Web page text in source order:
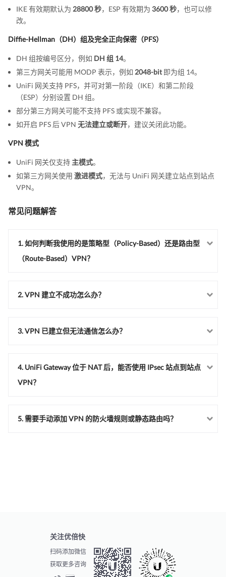
IKE 有效期默认为 28800 秒，ESP 有效期为 3600 秒，也可以修
改。
Diffie-Hellman（DH）组及完全正向保密（PFS）
DH 组按编号区分，例如 DH 组 14。
第三方网关可能用 MODP 表示，例如 2048-bit即为组 14。
UniFi 网关支持 PFS，并可对第一阶段（IKE）和第二阶段
（ESP）分别设置 DH 组。
部分第三方网关可能不支持 PFS 或实现不兼容。
如开启 PFS 后 VPN 无法建立或断开，建议关闭此功能。
VPN 模式
UniFi 网关仅支持 主模式。
如第三方网关使用 激进模式，无法与 UniFi 网关建立站点到站点
VPN。
常见问题解答
1. 如何判断我使用的是策略型（Policy-Based）还是路由型
（Route-Based）VPN？
2. VPN 建立不成功怎么办？
3. VPN 已建立但无法通信怎么办？
4. UniFi Gateway 位于 NAT 后，能否使用 IPsec 站点到站点
VPN？
5. 需要手动添加 VPN 的防火墙规则或静态路由吗？
关注优倍快
扫码添加微信
获取更多咨询